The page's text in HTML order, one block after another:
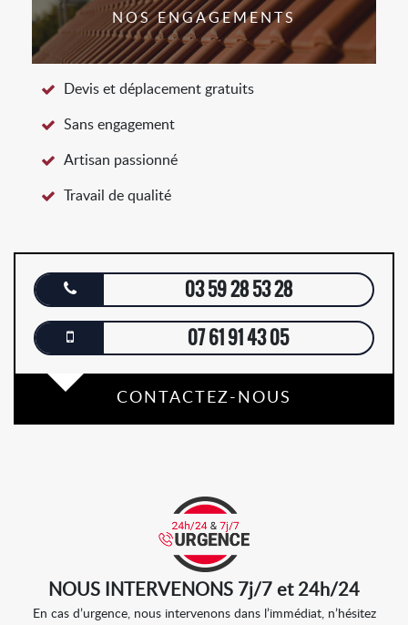
NOS ENGAGEMENTS
Devis et déplacement gratuits
Sans engagement
Artisan passionné
Travail de qualité
03 59 28 53 28
07 61 91 43 05
CONTACTEZ-NOUS
NOUS INTERVENONS 7j/7 et 24h/24
En cas d’urgence, nous intervenons dans l’immédiat, n’hésitez